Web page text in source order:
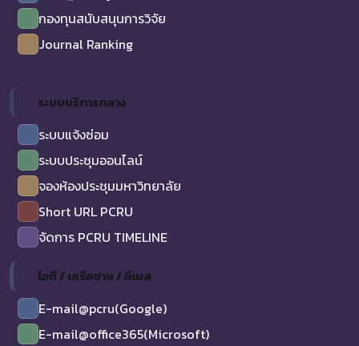
กองทุนสนับสนุนการวิจัย
Journal Ranking
ระบบบริการกลาง
ระบบแจ้งซ่อม
ระบบประชุมออนไลน์
จองห้องประชุมมหาวิทยาลัย
Short URL PCRU
จัดการ PCRU TIMELINE
ไอที / เครือข่าย / อีเมล
E-mail@pcru(Google)
E-mail@office365(Microsoft)